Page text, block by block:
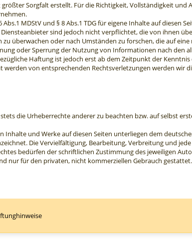
Sorgfalt erstellt. Für die Richtigkeit, Vollständigkeit und
MDStV und § 8 Abs.1 TDG für eigene Inhalte auf diesen
sind jedoch nicht verpflichtet, die von ihnen
überwachen oder nach Umständen zu forschen, die auf
oder Sperrung der Nutzung von Informationen nach den
Haftung ist jedoch erst ab dem Zeitpunkt der
werden von entsprechenden Rechtsverletzungen werden wir
die Urheberrechte anderer zu beachten bzw. auf selbst
Inhalte und Werke auf diesen Seiten unterliegen dem
Die Vervielfältigung, Bearbeitung, Verbreitung und
bedürfen der schriftlichen Zustimmung des jeweiligen
nur für den privaten, nicht kommerziellen Gebrauch gestattet.